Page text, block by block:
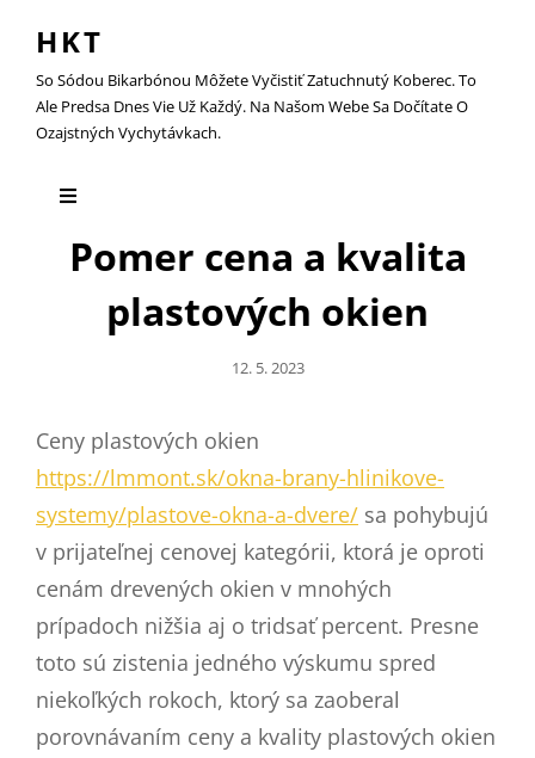
HKT
So Sódou Bikarbónou Môžete Vyčistiť Zatuchnutý Koberec. To
Ale Predsa Dnes Vie Už Každý. Na Našom Webe Sa Dočítate O
Ozajstných Vychytávkach.
Pomer cena a kvalita
plastových okien
Posted
12. 5. 2023
Ceny plastových okien
https://lmmont.sk/okna-brany-hlinikove-
systemy/plastove-okna-a-dvere/ sa pohybujú
v prijateľnej cenovej kategórii, ktorá je oproti
cenám drevených okien v mnohých
prípadoch nižšia aj o tridsať percent. Presne
toto sú zistenia jedného výskumu spred
niekoľkých rokoch, ktorý sa zaoberal
porovnávaním ceny a kvality plastových okien